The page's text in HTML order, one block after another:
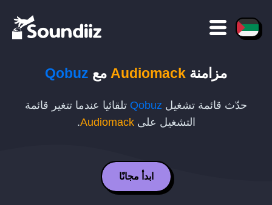
مزامنة Audiomack مع Qobuz
حدّث قائمة تشغيل Qobuz تلقائيا عندما تتغير قائمة
التشغيل علىAudiomack
.
ابدأ مجانًا